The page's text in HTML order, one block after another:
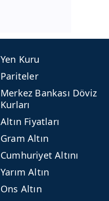
Yen Kuru
Pariteler
Merkez Bankası Döviz
Kurları
Altın Fiyatları
Gram Altın
Cumhuriyet Altını
Yarım Altın
Ons Altın